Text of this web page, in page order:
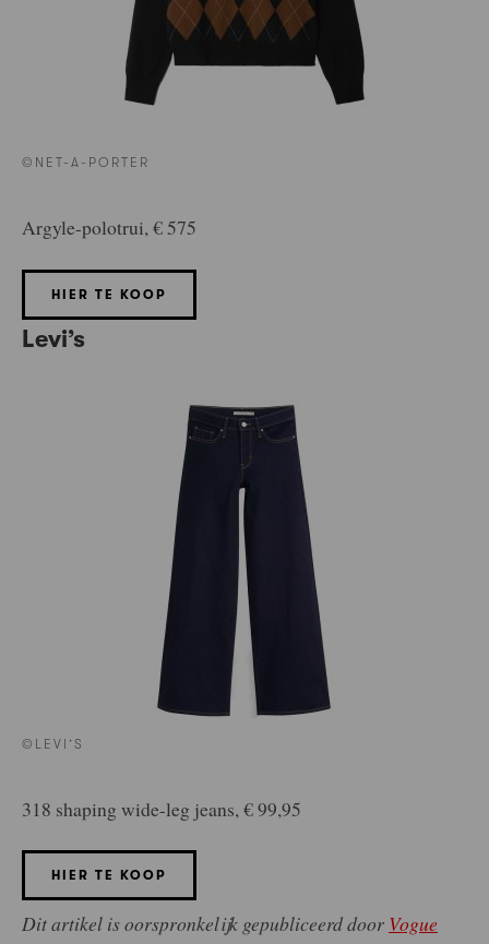
©NET-A-PORTER
Argyle-polotrui, € 575
HIER TE KOOP
Levi’s
©LEVI’S
318 shaping wide-leg jeans, € 99,95
HIER TE KOOP
Dit artikel is oorspronkelijk gepubliceerd door Vogue